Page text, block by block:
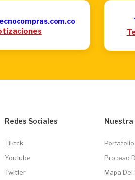
Redes Sociales
Tiktok
Youtube
Twitter
Nuestra
Portafolio
Proceso
Mapa Del